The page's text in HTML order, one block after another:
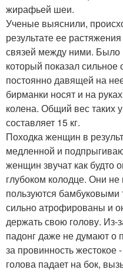
жирафьей шеи.
Ученые выяснили,
результате ее
связей между ними. Было
который показал сильное
постоянно давящей на
бирманки носят и на
колена. Общий вес таких
составляет 15 кг.
Походка женщин в
медленной и
женщин звучат как будто
глубоком колодце. Они не
пользуются
сильно атрофированы и
держать свою голову.
падонг даже не думают о
за провинность
голова падает на бок,